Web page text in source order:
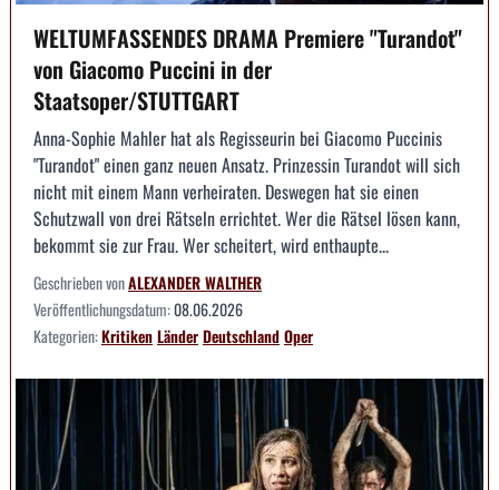
WELTUMFASSENDES DRAMA Premiere "Turandot"
von Giacomo Puccini in der
Staatsoper/STUTTGART
Anna-Sophie Mahler hat als Regisseurin bei Giacomo Puccinis
"Turandot" einen ganz neuen Ansatz. Prinzessin Turandot will sich
nicht mit einem Mann verheiraten. Deswegen hat sie einen
Schutzwall von drei Rätseln errichtet. Wer die Rätsel lösen kann,
bekommt sie zur Frau. Wer scheitert, wird enthaupte...
Geschrieben vonALEXANDER WALTHER
Veröffentlichungsdatum:08.06.2026
Kategorien:KritikenLänderDeutschlandOper